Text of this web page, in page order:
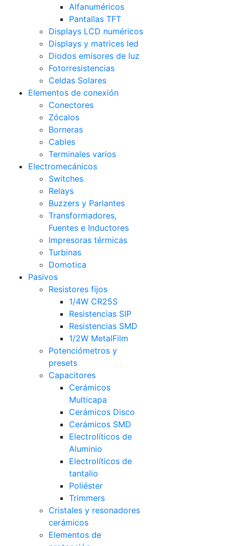
Alfanuméricos
Pantallas TFT
Displays LCD numéricos
Displays y matrices led
Diodos emisores de luz
Fotorresistencias
Celdas Solares
Elementos de conexión
Conectores
Zócalos
Borneras
Cables
Terminales varios
Electromecánicos
Switches
Relays
Buzzers y Parlantes
Transformadores,
Fuentes e Inductores
Impresoras térmicas
Turbinas
Domotica
Pasivos
Resistores fijos
1/4W CR25S
Resistencias SIP
Resistencias SMD
1/2W MetalFilm
Potenciómetros y
presets
Capacitores
Cerámicos
Multicapa
Cerámicos Disco
Cerámicos SMD
Electrolíticos de
Aluminio
Electrolíticos de
tantalio
Poliéster
Trimmers
Cristales y resonadores
cerámicos
Elementos de